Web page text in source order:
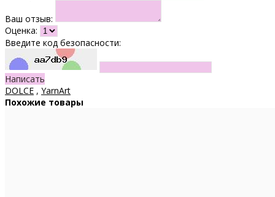
Ваш отзыв:
Оценка:
Введите код безопасности:
Написать
DOLCE , YarnArt
Похожие товары